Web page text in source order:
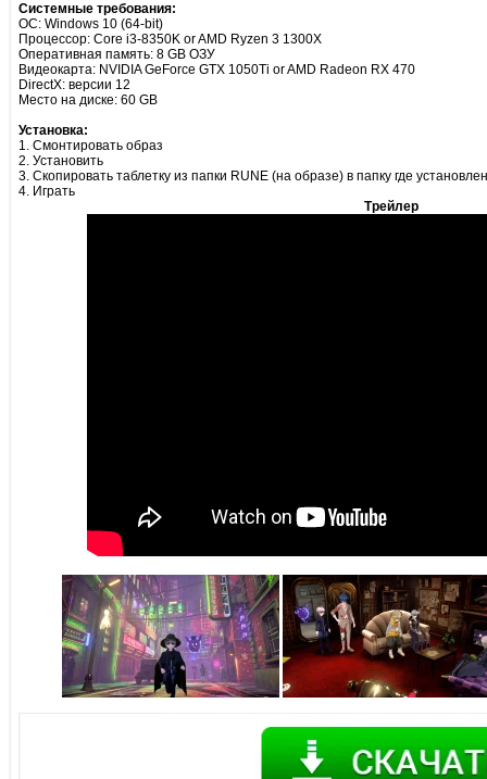
Системные требования:
ОС: Windows 10 (64-bit)
Процессор: Core i3-8350K or AMD Ryzen 3 1300X
Оперативная память: 8 GB ОЗУ
Видеокарта: NVIDIA GeForce GTX 1050Ti or AMD Radeon RX 470
DirectX: версии 12
Место на диске: 60 GB
Установка:
1. Смонтировать образ
2. Установить
3. Скопировать таблетку из папки RUNE (на образе) в папку где
4. Играть
Трейлер